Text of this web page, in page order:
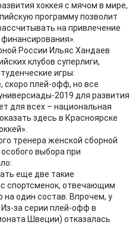
хоккея с мячом в мире,
программу позволит
на привлечение
России Ильяс Хандаев
клубов суперлиги,
игры:
скоро плей-офф, но все
2019 для развития
для всех – национальная
здесь в Красноярске
тренера женской сборной
выбора при
еще две такие
спортсменок, отвечающим
на один состав. Впрочем, у
за серии плей-офф в
Швеции) отказалась